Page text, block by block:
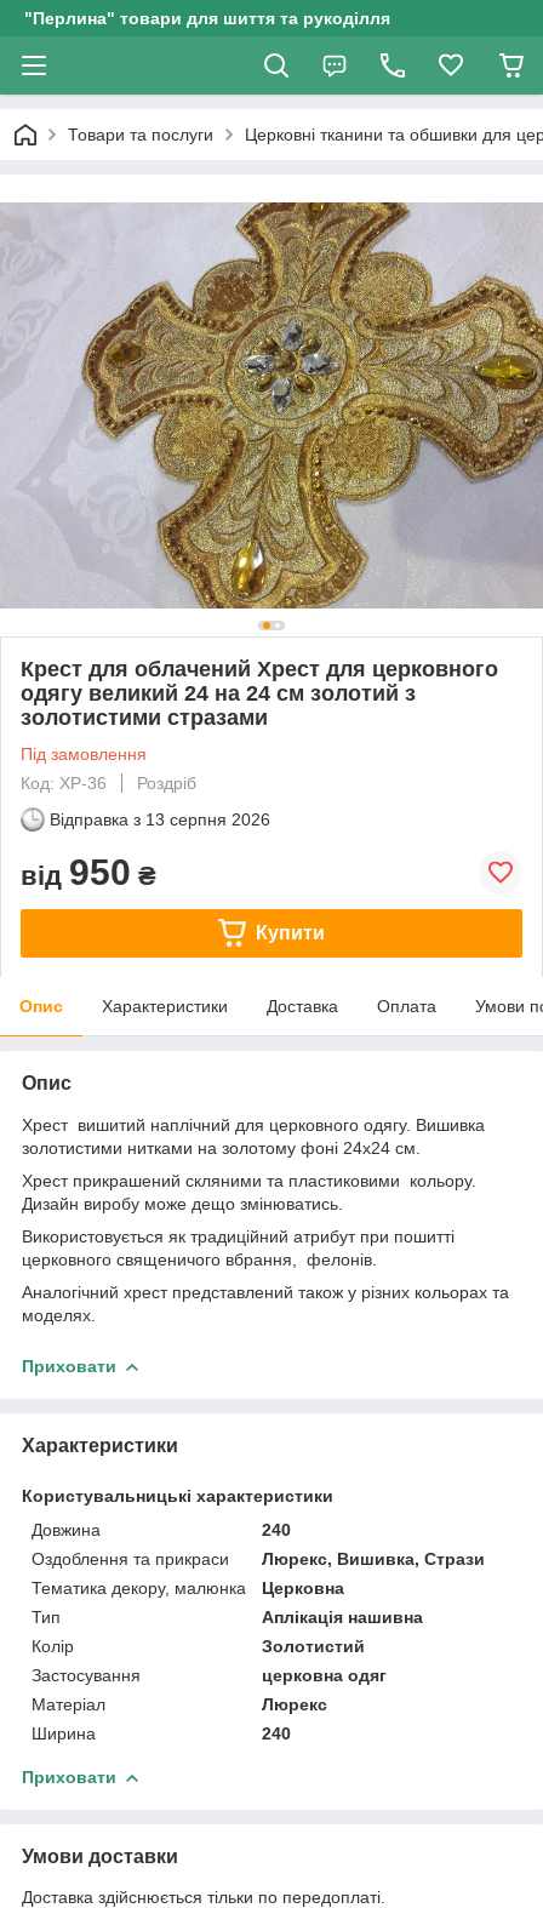
"Перлина" товари для шиття та рукоділля
Товари та послуги Церковні тканини та обшивки для
Крест для облачений Хрест для церковного
одягу великий 24 на 24 см золотий з
золотистими стразами
Під замовлення
Код: ХР-36
Роздріб
Відправка з 13 серпня 2026
від 950 ₴
Купити
Опис Характеристики Доставка Оплата Умови
Опис
Хрест вишитий наплічний для церковного одягу. Вишивка
золотистими нитками на золотому фоні 24х24 см.
Хрест прикрашений скляними та пластиковими кольору.
Дизайн виробу може дещо змінюватись.
Використовується як традиційний атрибут при пошитті
церковного священичого вбрання, фелонів.
Аналогічний хрест представлений також у різних кольорах та
моделях.
Приховати
Характеристики
Користувальницькі характеристики
Довжина
240
Оздоблення та прикраси
Люрекс, Вишивка, Стрази
Тематика декору, малюнка
Церковна
Тип
Аплікація нашивна
Колір
Золотистий
Застосування
церковна одяг
Матеріал
Люрекс
Ширина
240
Приховати
Умови доставки
Доставка здійснюється тільки по передоплаті.